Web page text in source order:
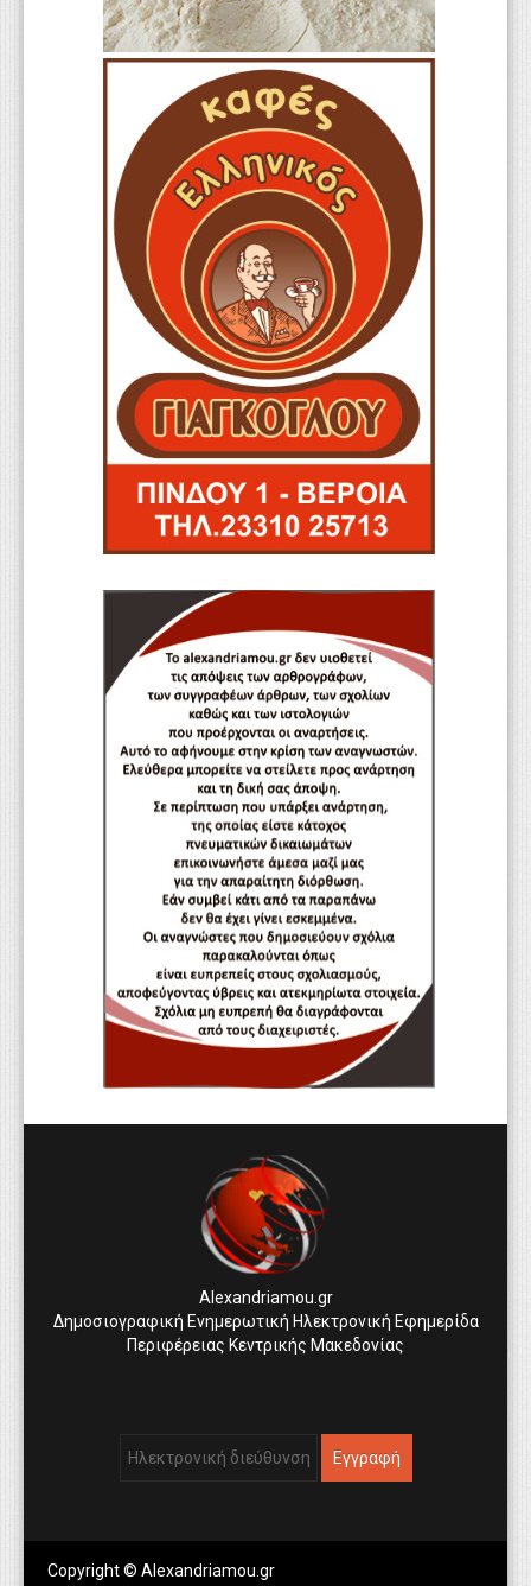
Alexandriamou.gr
Δημοσιογραφική Ενημερωτική Ηλεκτρονική Εφημερίδα
Περιφέρειας Κεντρικής Μακεδονίας
Copyright © Alexandriamou.gr